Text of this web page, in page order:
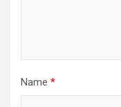
Name *